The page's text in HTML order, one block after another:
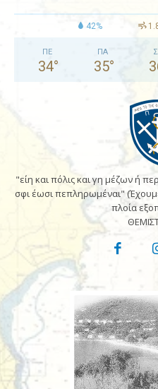
42%
ΠΕ
34°
ΠΑ
35°
"είη και πόλις και γη μέζων ή
σφι έωσι πεπληρωμέναι"
πλοία